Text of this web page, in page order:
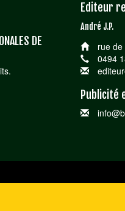
DE
Editeur
André J.P.
rue
0494
Publicité